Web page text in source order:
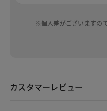
※個人差がございますの
カスタマーレビュー